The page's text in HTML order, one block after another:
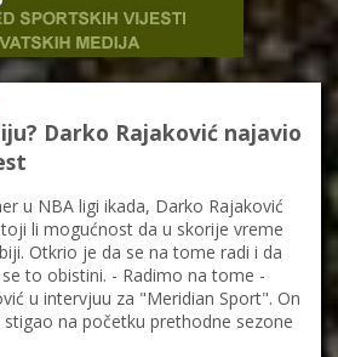
Darko Rajaković najavio
u NBA ligi ikada, Darko Rajaković
li mogućnost da u skorije vreme
Otkrio je da se na tome radi i da
to obistini. - Radimo na tome -
u intervjuu za "Meridian Sport". On
na početku prethodne sezone